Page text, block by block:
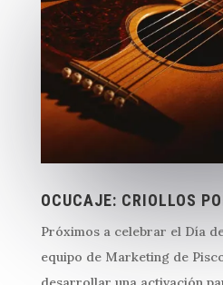
OCUCAJE: CRIOLLOS
Próximos a celebrar el Día
equipo de Marketing de